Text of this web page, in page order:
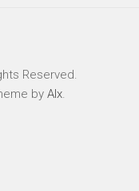
Reserved.
by Alx.